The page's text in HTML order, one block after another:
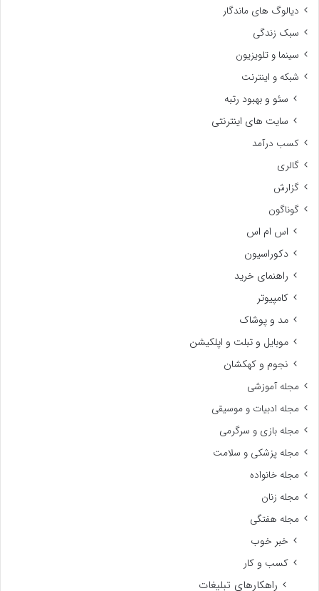
دیالوگ های ماندگار
سبک زندگی
سینما و تلویزیون
شبکه و اینترنت
سئو و بهبود رتبه
سایت های اینترنتی
کسب درآمد
گالری
گزارش
گوناگون
اس ام اس
دکوراسیون
راهنمای خرید
کامپیوتر
مد و پوشاک
موبایل و تبلت و اپلکیشن
نجوم و کهکشان
مجله آموزشی
مجله ادبیات و موسیقی
مجله بازی و سرگرمی
مجله پزشکی و سلامت
مجله خانواده
مجله زنان
مجله هفتگی
خبر خوب
کسب و کار
راهکارهای تبلیغات